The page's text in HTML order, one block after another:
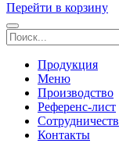
Перейти в корзину
Продукция
Меню
Производство
Референс-лист
Контакты